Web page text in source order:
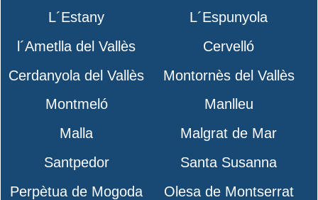
L´Estany
L´Espunyola
l´Ametlla del Vallès
Cervelló
Cerdanyola del Vallès
Montornès del Vallès
Montmeló
Manlleu
Malla
Malgrat de Mar
Santpedor
Santa Susanna
Perpètua de Mogoda
Olesa de Montserrat